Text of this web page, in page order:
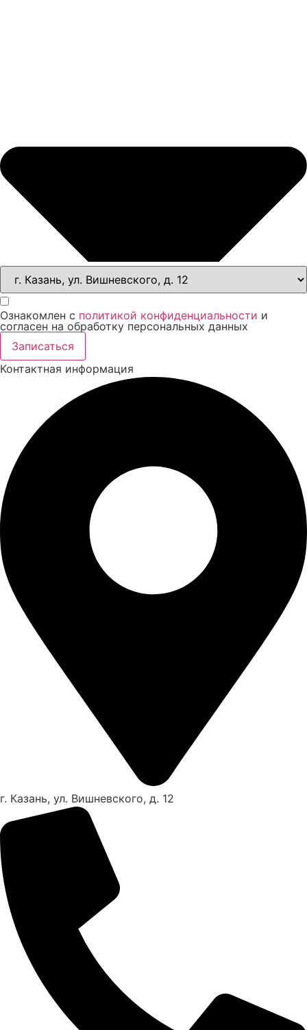
Ознакомлен с политикой конфиденциальности и
согласен на обработку персональных данных
Записаться
Контактная информация
г. Казань, ул. Вишневского, д. 12